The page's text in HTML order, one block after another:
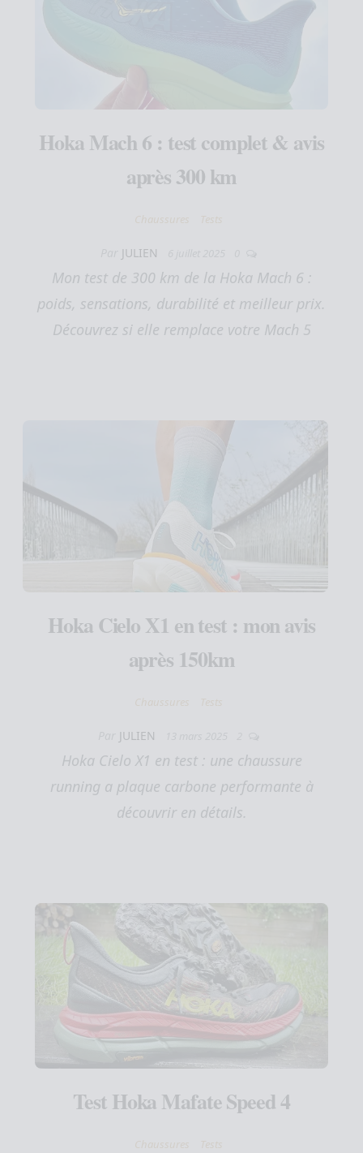
Hoka Mach 6 : test complet & avis
après 300 km
Chaussures Tests
JULIEN
Mon test de 300 km de la Hoka Mach 6 :
poids, sensations, durabilité et meilleur prix.
Découvrez si elle remplace votre Mach 5
Hoka Cielo X1 en test : mon avis
après 150km
Chaussures Tests
JULIEN
Hoka Cielo X1 en test : une chaussure
running a plaque carbone performante à
découvrir en détails.
Test Hoka Mafate Speed 4
Chaussures Tests